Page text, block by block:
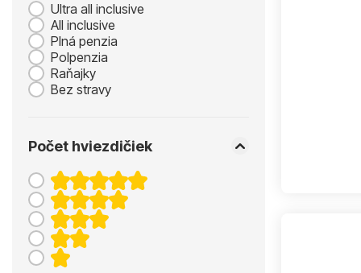
Ultra all inclusive
All inclusive
Plná penzia
Polpenzia
Raňajky
Bez stravy
Počet hviezdičiek